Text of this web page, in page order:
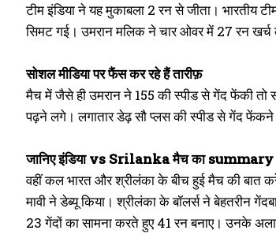
टीम इंडिया ने यह मुकाबला 2 रन से जीता। भारतीय
सिमट गई। उमरान मलिक ने चार ओवर में 27 रन
सोशल मीडिया पर फैंस कर रहे हैं तारीफ़
मैच में जैसे ही उमरान ने 155 की स्पीड से गेंद फेंकी
पढ़ने लगे। लगातार डेढ़ सौ प्लस की स्पीड से गेंद
जानिए इंडिया vs Srilanka मैच का summary
वहीं कल भारत और श्रीलंका के बीच हुई मैच की बात
मावी ने डेब्यू किया। श्रीलंका के बॉलर्स ने बेहतरीन
23 गेंदों का सामना करते हुए 41 रन बनाए। उनके